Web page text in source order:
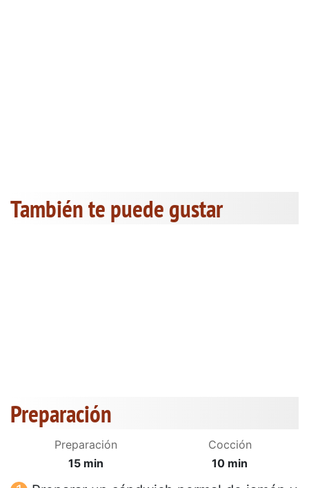
También te puede gustar
Preparación
Preparación
15 min
Cocción
10 min